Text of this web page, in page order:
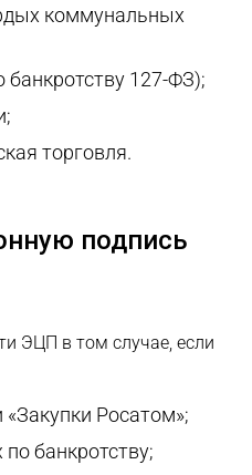
коммунальных
банкротству 127-ФЗ);
торговля.
подпись
ЭЦП в том случае, если
Росатом»;
банкротству;